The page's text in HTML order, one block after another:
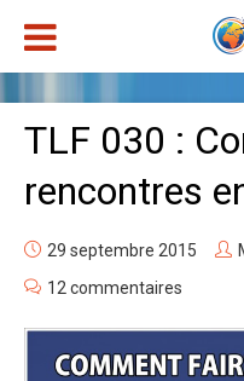
TLF 030 :
rencontres
29 septembre 2015
12 commentaires